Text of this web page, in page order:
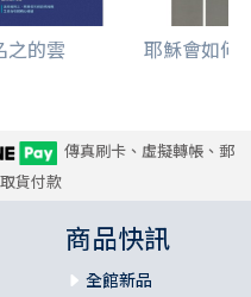
之的雲 耶穌會如何
傳真刷卡、虛擬轉帳、郵
貨付款
商品快訊
全館新品